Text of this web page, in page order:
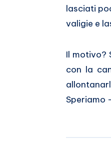
lasciati
valigie e
Il motivo?
con la
Speriamo